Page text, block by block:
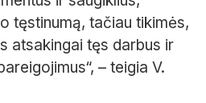
tęstinumą, tačiau tikimės,
atsakingai tęs darbus ir
– teigia V.